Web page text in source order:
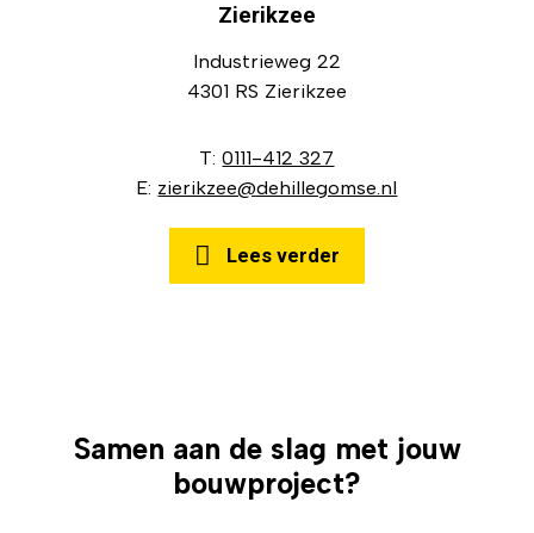
Zierikzee
Industrieweg 22
4301 RS Zierikzee
T:0111-412 327
E: zierikzee@dehillegomse.nl
Lees verder
Samen aan de slag met jouw
bouwproject?